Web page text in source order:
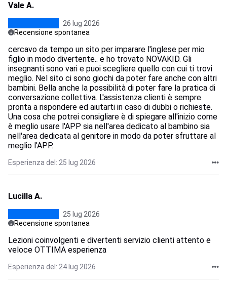
Vale A.
26 lug 2026
Recensione spontanea
cercavo da tempo un sito per imparare l'inglese per mio
figlio in modo divertente.. e ho trovato NOVAKID. Gli
insegnanti sono vari e puoi scegliere quello con cui ti trovi
meglio. Nel sito ci sono giochi da poter fare anche con altri
bambini. Bella anche la possibilità di poter fare la pratica di
conversazione collettiva. L'assistenza clienti è sempre
pronta a rispondere ed aiutarti in caso di dubbi o richieste.
Una cosa che potrei consigliare è di spiegare all'inizio come
è meglio usare l'APP sia nell'area dedicato al bambino sia
nell'area dedicata al genitore in modo da poter sfruttare al
meglio l'APP.
Esperienza del: 25 lug 2026
Lucilla A.
25 lug 2026
Recensione spontanea
Lezioni coinvolgenti e divertenti servizio clienti attento e
veloce OTTIMA esperienza
Esperienza del: 24 lug 2026